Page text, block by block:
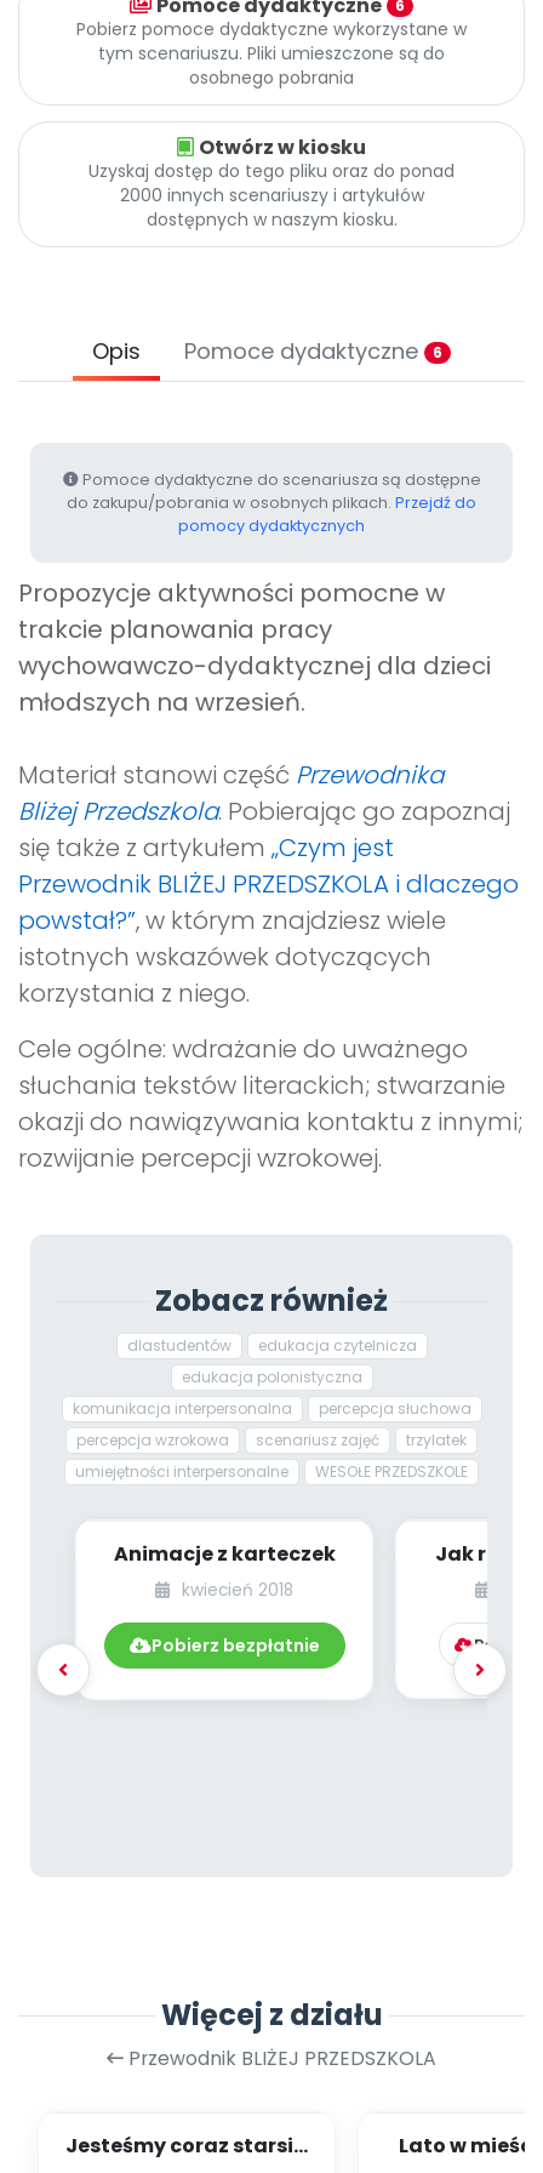
Pomoc
Promocje 6
Pobierz pomoce dydaktyczne wykorzystane w
tym scenariuszu. Pliki umieszczone są do
osobnego pobrania
Otwórz w kiosku
Uzyskaj dostęp do tego pliku oraz do ponad
2000 innych scenariuszy i artykułów
dostępnych w naszym kiosku.
Opis Pomoce dydaktyczne 6
Pomoce dydaktyczne do scenariusza są dostępne
do zakupu/pobrania w osobnych plikach. Przejdź do
pomocy dydaktycznych
Propozycje aktywności pomocne w
trakcie planowania pracy
wychowawczo-dydaktycznej dla dzieci
młodszych na wrzesień.
Materiał stanowi część Przewodnika
Bliżej Przedszkola. Pobierając go zapoznaj
się także z artykułem „Czym jest
Przewodnik BLIŻEJ PRZEDSZKOLA i dlaczego
powstał?”, w którym znajdziesz wiele
istotnych wskazówek dotyczących
korzystania z niego.
Cele ogólne: wdrażanie do uważnego
słuchania tekstów literackich; stwarzanie
okazji do nawiązywania kontaktu z innymi;
rozwijanie percepcji wzrokowej.
Zobacz również
dlastudentów
edukacja czytelnicza
edukacja polonistyczna
komunikacja interpersonalna
percepcja słuchowa
percepcja wzrokowa
scenariusz zajęć
trzylatek
umiejętności interpersonalne
WESOŁE PRZEDSZKOLE
Animacje z karteczek
kwiecień 2018
Pobierz bezpłatnie
Jak
dzieci
Więcej z działu
Przewodnik BLIŻEJ PRZEDSZKOLA
Jesteśmy coraz starsi -
Lato w